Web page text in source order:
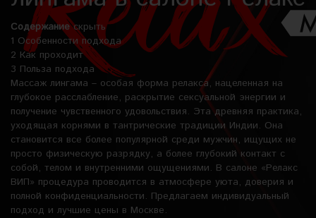
Содержание скрыть
1 Особенности подхода
2 Как проходит
3 Польза подхода
Массаж лингама – особая форма релакса, нацеленная на
глубокое расслабление, раскрытие сексуальной энергии и
получение чувственного удовольствия. Эта древняя практика,
уходящая корнями в тантрические традиции Индии. Она
становится все более популярной среди мужчин, ищущих не
просто физическую разрядку, а более глубокий контакт с
собой, телом и внутренними ощущениями. В салоне «Релакс
ВИП» процедура проводится в атмосфере уюта, доверия и
полной конфиденциальности. Предлагаем индивидуальный
подход и лучшие цены в Москве.